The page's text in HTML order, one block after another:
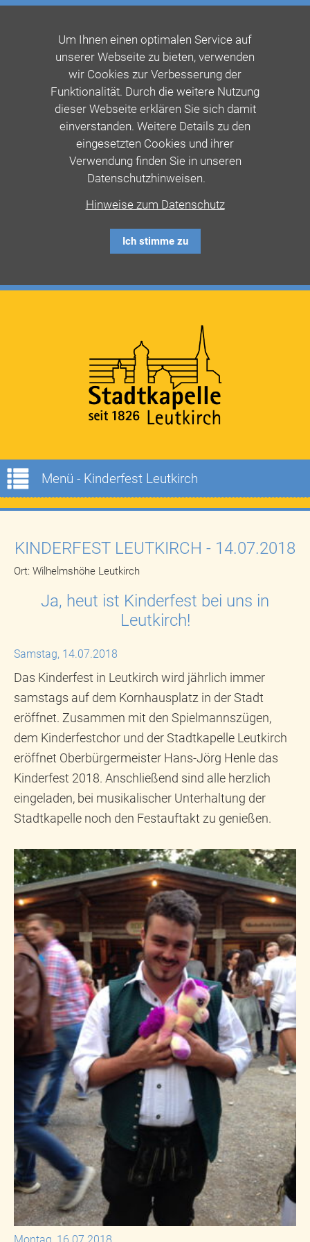
Um Ihnen einen optimalen Service auf
unserer Webseite zu bieten, verwenden
wir Cookies zur Verbesserung der
Funktionalität. Durch die weitere Nutzung
dieser Webseite erklären Sie sich damit
einverstanden. Weitere Details zu den
eingesetzten Cookies und ihrer
Verwendung finden Sie in unseren
Datenschutzhinweisen.
Hinweise zum Datenschutz
Ich stimme zu
Menü - Kinderfest Leutkirch
KINDERFEST LEUTKIRCH - 14.07.2018
Ort: Wilhelmshöhe Leutkirch
Ja, heut ist Kinderfest bei uns in
Leutkirch!
Samstag, 14.07.2018
Das Kinderfest in Leutkirch wird jährlich immer
samstags auf dem Kornhausplatz in der Stadt
eröffnet. Zusammen mit den Spielmannszügen,
dem Kinderfestchor und der Stadtkapelle Leutkirch
eröffnet Oberbürgermeister Hans-Jörg Henle das
Kinderfest 2018. Anschließend sind alle herzlich
eingeladen, bei musikalischer Unterhaltung der
Stadtkapelle noch den Festauftakt zu genießen.